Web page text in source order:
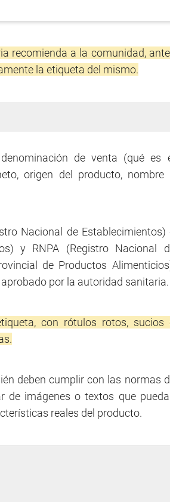
recomienda a la comunidad,
la etiqueta del mismo.
de venta (qué es
origen del producto, nombre
Nacional de Establecimientos)
y RNPA (Registro Nacional
de Productos
por la autoridad sanitaria.
con rótulos rotos, sucios
deben cumplir con las normas
de imágenes o textos que
reales del producto.